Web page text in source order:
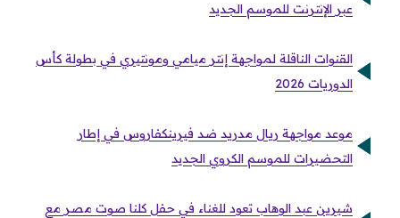
عبر الإنترنت للموسم الجديد
القنوات الناقلة لمواجهة إنتر ميامي ومونتيري في بطولة كأس
الدوريات 2026
موعد مواجهة ريال مدريد ضد فيرينكفاروس في إطار
التحضيرات للموسم الكروي الجديد
شيرين عبد الوهاب تعود للغناء في حفل كلنا صوت مصر مع